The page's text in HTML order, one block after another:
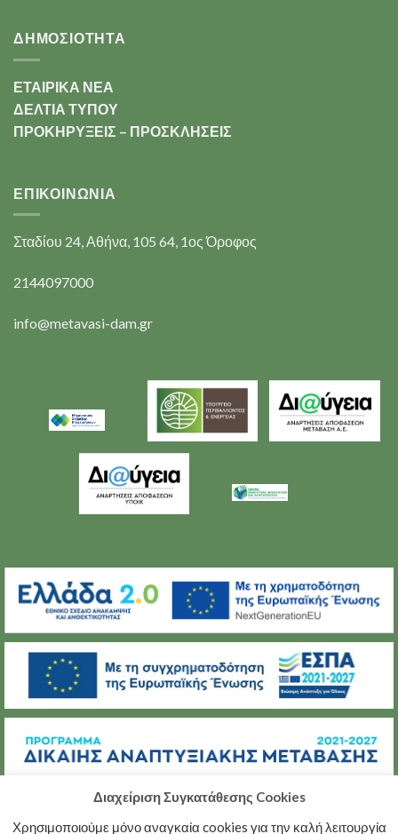
ΔΗΜΟΣΙΟΤΗΤΑ
ΕΤΑΙΡΙΚΑ ΝΕΑ
ΔΕΛΤΙΑ ΤΥΠΟΥ
ΠΡΟΚΗΡΥΞΕΙΣ – ΠΡΟΣΚΛΗΣΕΙΣ
ΕΠΙΚΟΙΝΩΝΊΑ
Σταδίου 24, Αθήνα, 105 64, 1ος Όροφος
2144097000
info@metavasi-dam.gr
Διαχείριση Συγκατάθεσης Cookies
Χρησιμοποιούμε μόνο αναγκαία cookies για την καλή λειτουργία